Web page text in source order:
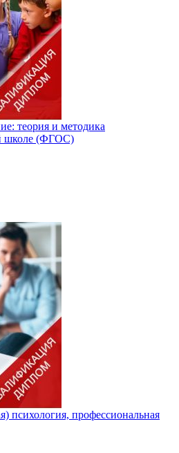
теория и методика
школе (ФГОС)
психология, профессиональная